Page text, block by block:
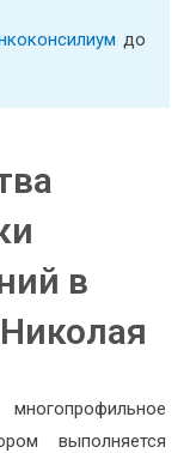
до
в
выполняется